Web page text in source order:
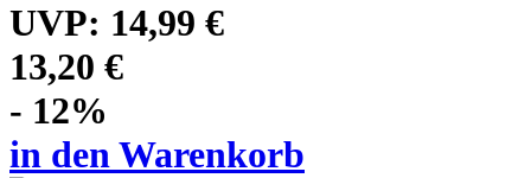
UVP: 14,99 €
13,20 €
- 12%
in den Warenkorb